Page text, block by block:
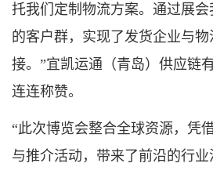
托我们定制物流方案。通过展
的客户群，实现了发货企业与
接。”宜凯运通（青岛）供应链
连连称赞。
“此次博览会整合全球资源，凭
与推介活动，带来了前沿的行